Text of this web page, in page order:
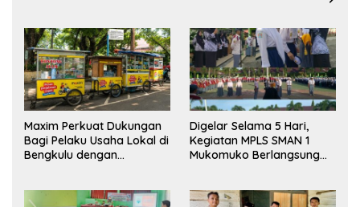
Maxim Perkuat Dukungan
Bagi Pelaku Usaha Lokal di
Bengkulu dengan
Pasar
Digelar Selama 5 Hari,
Kegiatan MPLS SMAN 1
Mukomuko Berlangsung